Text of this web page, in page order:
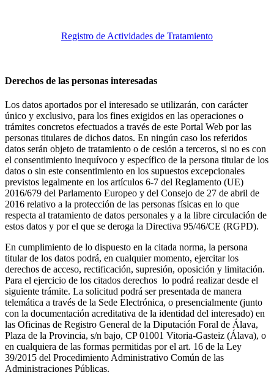
Registro de Actividades de Tratamiento
Derechos de las personas interesadas
Los datos aportados por el interesado se utilizarán, con carácter
único y exclusivo, para los fines exigidos en las operaciones o
trámites concretos efectuados a través de este Portal Web por las
personas titulares de dichos datos. En ningún caso los referidos
datos serán objeto de tratamiento o de cesión a terceros, si no es con
el consentimiento inequívoco y específico de la persona titular de los
datos o sin este consentimiento en los supuestos excepcionales
previstos legalmente en los artículos 6-7 del Reglamento (UE)
2016/679 del Parlamento Europeo y del Consejo de 27 de abril de
2016 relativo a la protección de las personas físicas en lo que
respecta al tratamiento de datos personales y a la libre circulación de
estos datos y por el que se deroga la Directiva 95/46/CE (RGPD).
En cumplimiento de lo dispuesto en la citada norma, la persona
titular de los datos podrá, en cualquier momento, ejercitar los
derechos de acceso, rectificación, supresión, oposición y limitación.
Para el ejercicio de los citados derechos lo podrá realizar desde el
siguiente trámite. La solicitud podrá ser presentada de manera
telemática a través de la Sede Electrónica, o presencialmente (junto
con la documentación acreditativa de la identidad del interesado) en
las Oficinas de Registro General de la Diputación Foral de Álava,
Plaza de la Provincia, s/n bajo, CP 01001 Vitoria-Gasteiz (Álava), o
en cualquiera de las formas permitidas por el art. 16 de la Ley
39/2015 del Procedimiento Administrativo Común de las
Administraciones Públicas.